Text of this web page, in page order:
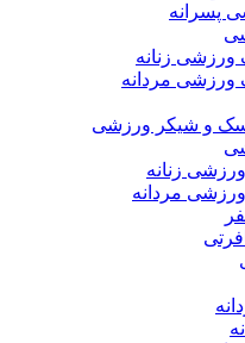
پسرانه
زنانه
مردانه
و شیکر ورزشی
زنانه
مردانه